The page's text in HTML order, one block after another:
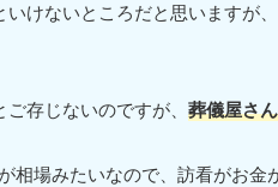
いけないところだと思いますが
存じないのですが、 葬儀屋さ
相場みたいなので、訪看がお金